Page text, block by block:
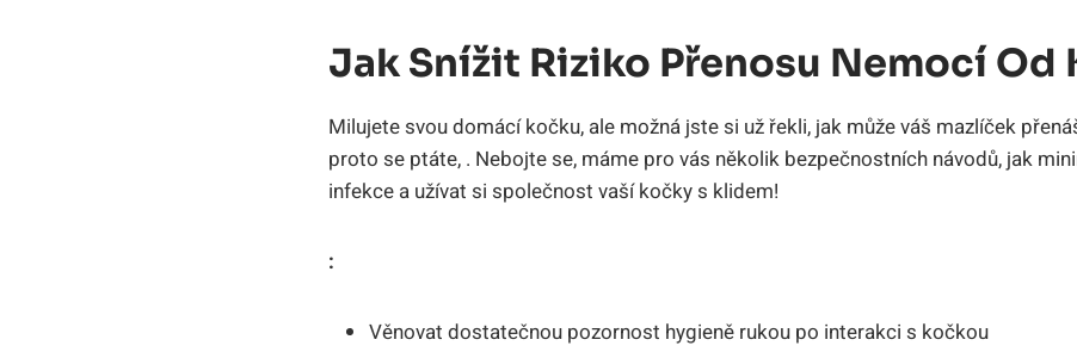
Jak Snížit Riziko Přenosu Nemocí Od
Milujete svou domácí kočku, ale možná jste si už řekli, jak může váš mazlíček
proto se ptáte, . Nebojte se, máme pro vás několik bezpečnostních návodů, jak
infekce a užívat si společnost vaší kočky s klidem!
:
Věnovat dostatečnou pozornost hygieně rukou po interakci s kočkou